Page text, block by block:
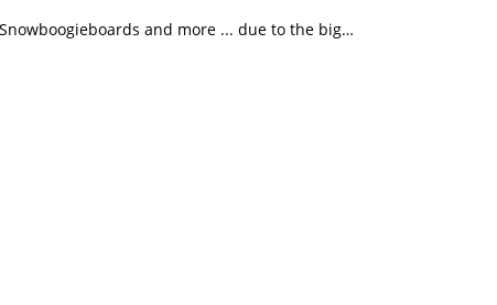
and more ... due to the big…